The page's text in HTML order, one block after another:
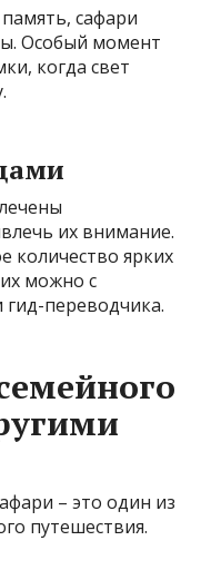
сафари
Особый момент
когда свет
их внимание.
количество ярких
можно с
переводчика.
– это один из
путешествия.